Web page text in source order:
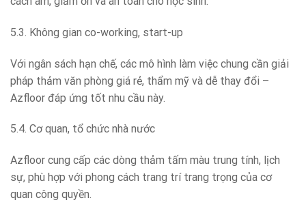
5.3. Không gian co-working, start-up
Với ngân sách hạn chế, các mô hình làm việc chung cần giải
pháp thảm văn phòng giá rẻ, thẩm mỹ và dễ thay đổi –
Azfloor đáp ứng tốt nhu cầu này.
5.4. Cơ quan, tổ chức nhà nước
Azfloor cung cấp các dòng thảm tấm màu trung tính, lịch
sự, phù hợp với phong cách trang trí trang trọng của cơ
quan công quyền.